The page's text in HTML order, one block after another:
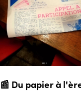
📰 Du papierà